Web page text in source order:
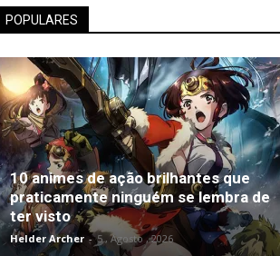
POPULARES
10 animes de ação brilhantes que
praticamente ninguém se lembra de
ter visto
Helder Archer - 5 , Agosto , 2026